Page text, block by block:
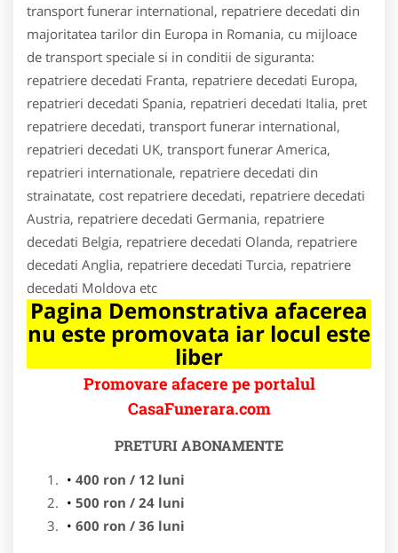
transport funerar international, repatriere decedati din
majoritatea tarilor din Europa in Romania, cu mijloace
de transport speciale si in conditii de siguranta:
repatriere decedati Franta, repatriere decedati Europa,
repatrieri decedati Spania, repatrieri decedati Italia, pret
repatriere decedati, transport funerar international,
repatrieri decedati UK, transport funerar America,
repatrieri internationale, repatriere decedati din
strainatate, cost repatriere decedati, repatriere decedati
Austria, repatriere decedati Germania, repatriere
decedati Belgia, repatriere decedati Olanda, repatriere
decedati Anglia, repatriere decedati Turcia, repatriere
decedati Moldova etc
Pagina Demonstrativa afacerea
nu este promovata iar locul este
liber
Promovare afacere pe portalul
CasaFunerara.com
PRETURI ABONAMENTE
400 ron / 12 luni
500 ron / 24 luni
600 ron / 36 luni